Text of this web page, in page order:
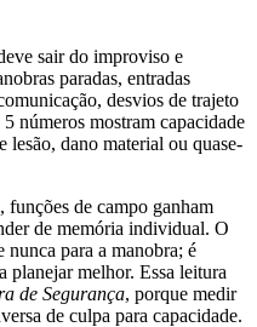
sair do improviso e
paradas, entradas
desvios de trajeto
números mostram capacidade
lesão, dano material ou quase-
de campo ganham
de memória individual. O
nunca para a manobra; é
planejar melhor. Essa leitura
de Segurança, porque medir
de culpa para capacidade.